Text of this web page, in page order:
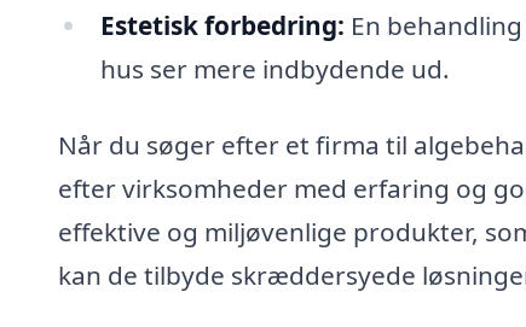
Estetisk forbedring: En
hus ser mere indbydende ud.
Når du søger efter et firma til
efter virksomheder med erfaring og
effektive og miljøvenlige produkter,
kan de tilbyde skræddersyede